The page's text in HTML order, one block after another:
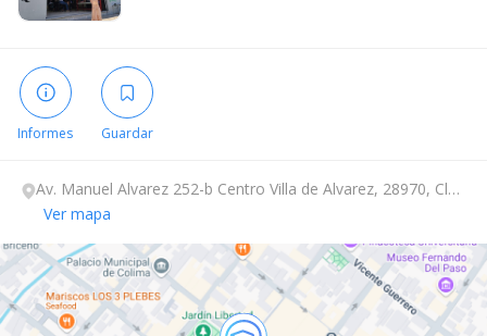
Informes Guardar
Av. Manuel Alvarez 252-b Centro Villa de Alvarez, 28970, Club
Hípico de Colima, Colima.
Ver mapa